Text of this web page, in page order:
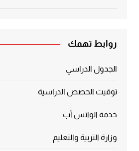
تم التقييم
روابط تهمك
الجدول الدراسي
توقيت الحصص الدراسية
خدمة الواتس أب
وزارة التربية والتعليم